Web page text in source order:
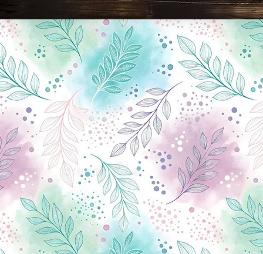
Новини Чернігова, Чернігівські новини, Чернігівський формат, новини Чернігова, події в Чернігові: політика, економіка, аналітика, культура, відеоновини, екологія, спортивний Чернігів, туризм, Чернігів